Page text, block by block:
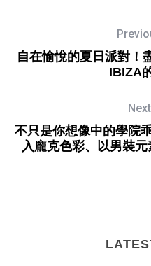
自在愉悅的夏日派對！
IBIZA
不只是你想像中的學院
入龐克色彩、以男裝